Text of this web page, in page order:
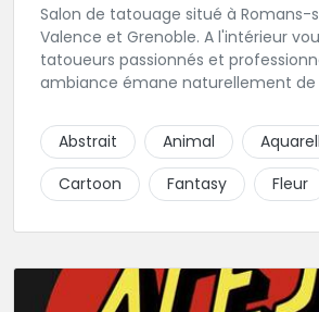
Salon de tatouage situé à Romans-
Valence et Grenoble. A l'intérieur
tatoueurs passionnés et
ambiance émane naturellement de
Abstrait
Animal
Cartoon
Fantasy Fleur